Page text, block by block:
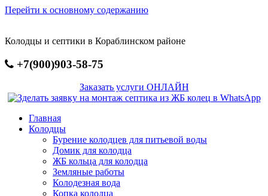
Перейти к основному содержанию
Колодцы и септики в Кораблинском районе
+7(900)903-58-75
Заказать услуги ОНЛАЙН
Главная
Колодцы
Бурение колодцев для питьевой воды
Домик для колодца
ЖБ кольца для колодца
Земляные работы
Колодезная вода
Копка колодца